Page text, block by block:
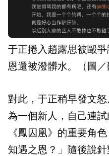
于正捲入趙露思被毆
恩還被潑髒水。（圖／
對此，于正稍早發文
為一個新人，自己連
《鳳囚凰》的重要角
知遇之恩？」隨後說